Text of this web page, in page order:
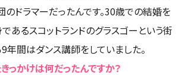
のドラマーだったんです。30歳での結婚を
あるスコットランドのグラスゴーという街
9年間はダンス講師をしていました。
っかけは何だったんですか？